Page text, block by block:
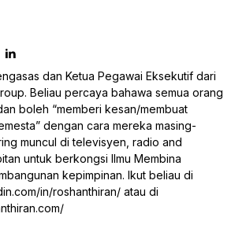
dan Ketua Pegawai Eksekutif dari
Beliau percaya bahawa semua orang
boleh “memberi kesan/membuat
dengan cara mereka masing-
muncul di televisyen, radio and
untuk berkongsi Ilmu Membina
kepimpinan. Ikut beliau di
in/roshanthiran/ atau di